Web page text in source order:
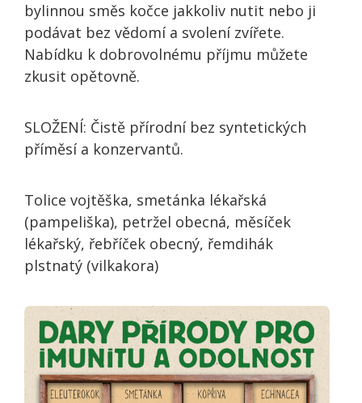
bylinnou směs kočce jakkoliv nutit nebo ji
podávat bez vědomí a svolení zvířete.
Nabídku k dobrovolnému příjmu můžete
zkusit opětovně.
SLOŽENÍ: Čistě přírodní bez syntetických
příměsí a konzervantů.
Tolice vojtěška, smetánka lékařská
(pampeliška), petržel obecná, měsíček
lékařský, řebříček obecný, řemdihák
plstnatý (vilkakora)